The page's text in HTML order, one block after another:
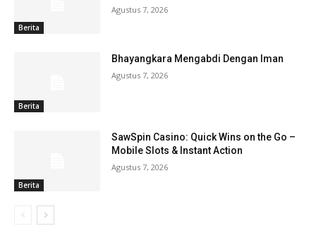
Berita
Agustus 7, 2026
Berita
Bhayangkara Mengabdi Dengan Iman
Agustus 7, 2026
Berita
SawSpin Casino: Quick Wins on the Go –
Mobile Slots & Instant Action
Agustus 7, 2026